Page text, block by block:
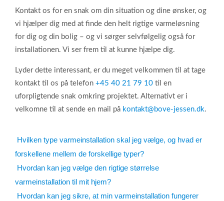
Kontakt os for en snak om din situation og dine ønsker, og
vi hjælper dig med at finde den helt rigtige varmeløsning
for dig og din bolig – og vi sørger selvfølgelig også for
installationen. Vi ser frem til at kunne hjælpe dig.
Lyder dette interessant, er du meget velkommen til at tage
kontakt til os på telefon +45 40 21 79 10 til en
uforpligtende snak omkring projektet. Alternativt er i
velkomne til at sende en mail på kontakt@bove-jessen.dk.
Hvilken type varmeinstallation skal jeg vælge, og hvad er
forskellene mellem de forskellige typer?
Hvordan kan jeg vælge den rigtige størrelse
varmeinstallation til mit hjem?
Hvordan kan jeg sikre, at min varmeinstallation fungerer